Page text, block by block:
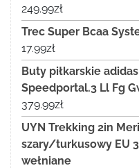
249.99zł
Trec Super Bcaa
17.99zł
Buty piłkarskie
Speedportal.3 Ll Fg
379.99zł
UYN Trekking 2in
szary/turkusowy EU
wełniane